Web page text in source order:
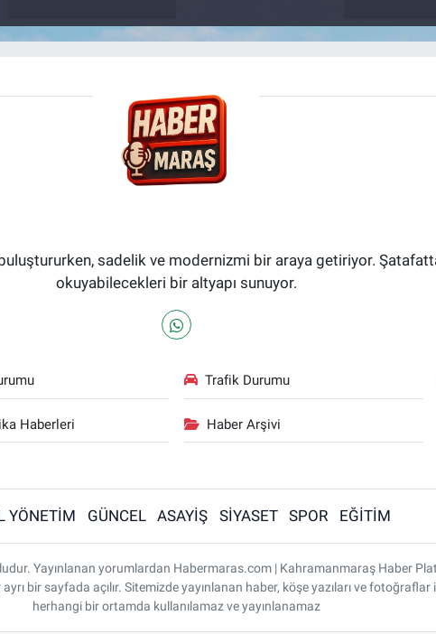
sadelik ve modernizmi bir araya getiriyor.
okuyabilecekleri bir altyapı sunuyor.
Trafik Durumu
Haberleri Haber Arşivi
YÖNETİM GÜNCEL ASAYİŞ SİYASET SPOR EĞİTİM
Yayınlanan yorumlardan Habermaras.com | Kahramanmaraş Haber
bir sayfada açılır. Sitemizde yayınlanan haber, köşe yazıları ve fotoğraflar
herhangi bir ortamda kullanılamaz ve yayınlanamaz